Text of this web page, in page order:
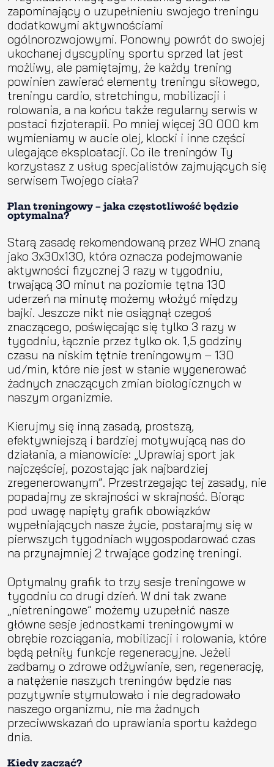
zapominający o uzupełnieniu swojego treningu
dodatkowymi aktywnościami
ogólnorozwojowymi. Ponowny powrót do swojej
ukochanej dyscypliny sportu sprzed lat jest
możliwy, ale pamiętajmy, że każdy trening
powinien zawierać elementy treningu siłowego,
treningu cardio, stretchingu, mobilizacji i
rolowania, a na końcu także regularny serwis w
postaci fizjoterapii. Po mniej więcej 30 000 km
wymieniamy w aucie olej, klocki i inne części
ulegające eksploatacji. Co ile treningów Ty
korzystasz z usług specjalistów zajmujących się
serwisem Twojego ciała?
Plan treningowy – jaka częstotliwość będzie
optymalna?
Starą zasadę rekomendowaną przez WHO znaną
jako 3x30x130, która oznacza podejmowanie
aktywności fizycznej 3 razy w tygodniu,
trwającą 30 minut na poziomie tętna 130
uderzeń na minutę możemy włożyć między
bajki. Jeszcze nikt nie osiągnął czegoś
znaczącego, poświęcając się tylko 3 razy w
tygodniu, łącznie przez tylko ok. 1,5 godziny
czasu na niskim tętnie treningowym – 130
ud/min, które nie jest w stanie wygenerować
żadnych znaczących zmian biologicznych w
naszym organizmie.
Kierujmy się inną zasadą, prostszą,
efektywniejszą i bardziej motywującą nas do
działania, a mianowicie: „Uprawiaj sport jak
najczęściej, pozostając jak najbardziej
zregenerowanym”. Przestrzegając tej zasady, nie
popadajmy ze skrajności w skrajność. Biorąc
pod uwagę napięty grafik obowiązków
wypełniających nasze życie, postarajmy się w
pierwszych tygodniach wygospodarować czas
na przynajmniej 2 trwające godzinę treningi.
Optymalny grafik to trzy sesje treningowe w
tygodniu co drugi dzień. W dni tak zwane
„nietreningowe” możemy uzupełnić nasze
główne sesje jednostkami treningowymi w
obrębie rozciągania, mobilizacji i rolowania, które
będą pełniły funkcje regeneracyjne. Jeżeli
zadbamy o zdrowe odżywianie, sen, regenerację,
a natężenie naszych treningów będzie nas
pozytywnie stymulowało i nie degradowało
naszego organizmu, nie ma żadnych
przeciwwskazań do uprawiania sportu każdego
dnia.
Kiedy zacząć?